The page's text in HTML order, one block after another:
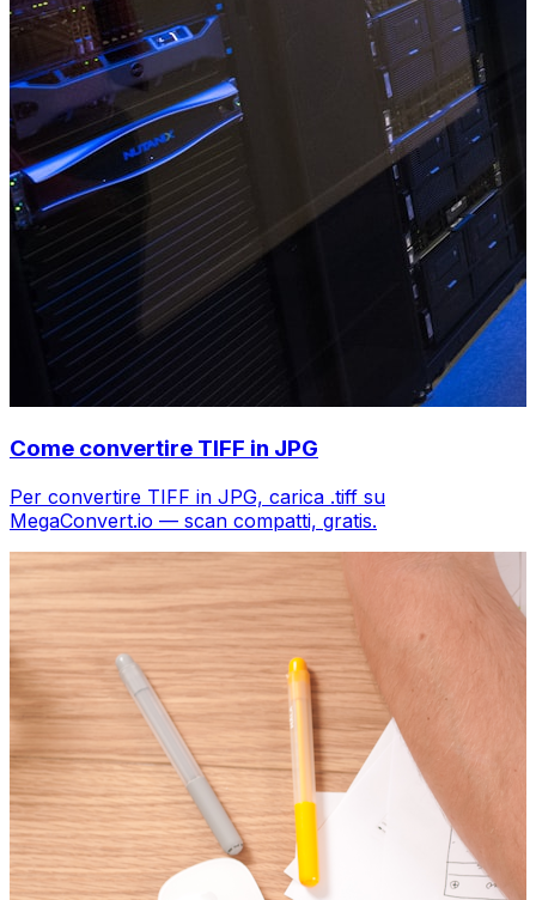
Come convertire TIFF in JPG
Per convertire TIFF in JPG, carica .tiff su
MegaConvert.io — scan compatti, gratis.